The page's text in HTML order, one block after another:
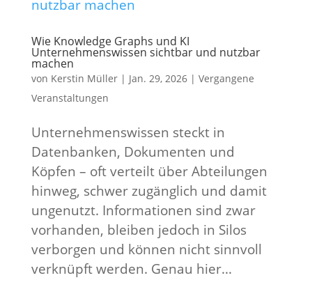
Wie Knowledge Graphs und KI
Unternehmenswissen sichtbar und nutzbar
machen
von Kerstin Müller| Jan. 29, 2026| Vergangene
Veranstaltungen
Unternehmenswissen steckt in
Datenbanken, Dokumenten und
Köpfen – oft verteilt über Abteilungen
hinweg, schwer zugänglich und damit
ungenutzt. Informationen sind zwar
vorhanden, bleiben jedoch in Silos
verborgen und können nicht sinnvoll
verknüpft werden. Genau hier...